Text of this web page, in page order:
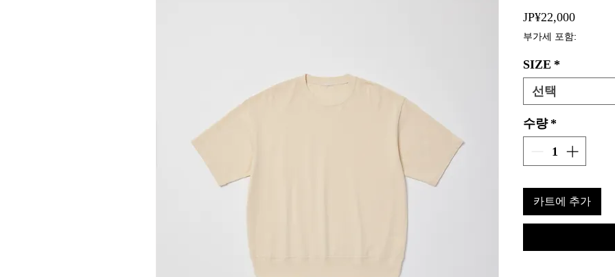
JP¥22,000가
격
부가세 포함:
SIZE *
선택
수량 *
카트에 추가